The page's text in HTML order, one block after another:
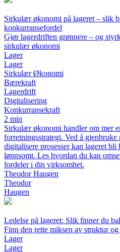
Sirkulær økonomi på lageret – slik
konkurransefordel
Gjør lagerdriften grønnere – og
sirkulær økonomi
Lager
Lager
Sirkulær Økonomi
Bærekraft
Lagerdrift
Digitalisering
Konkurransekraft
2 min
Sirkulær økonomi handler om mer
forretningsstrategi. Ved å gjenbruke
digitalisere prosesser kan lageret
lønnsomt. Les hvordan du kan
fordeler i din virksomhet.
Theodor Haugen
Theodor
Haugen
Ledelse på lageret: Slik finner du
Finn den rette miksen av struktur
Lager
Lager